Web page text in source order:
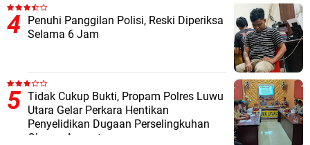
Penuhi Panggilan Polisi, Reski Diperiksa
Selama 6 Jam
Tidak Cukup Bukti, Propam Polres Luwu
Utara Gelar Perkara Hentikan
Penyelidikan Dugaan Perselingkuhan
Oknum Anggota